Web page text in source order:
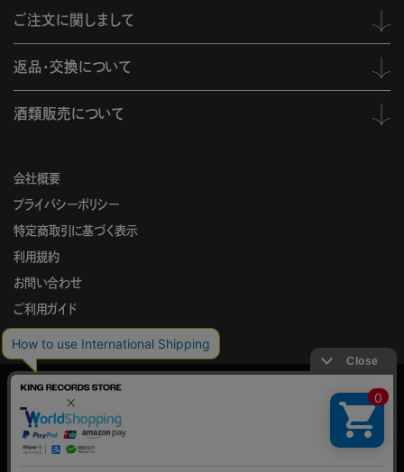
会社概要
プライバシーポリシー
特定商取引に基づく表示
利用規約
お問い合わせ
ご利用ガイド
KING
RECORDS
STORE
ご注文に関しまして
返品・交換について
酒類販売について
このサイトでは、サイトの利便性向上を目的に、Cookieを使用していま
す。
Cookieの使用に関する詳細は
をご確認ください。